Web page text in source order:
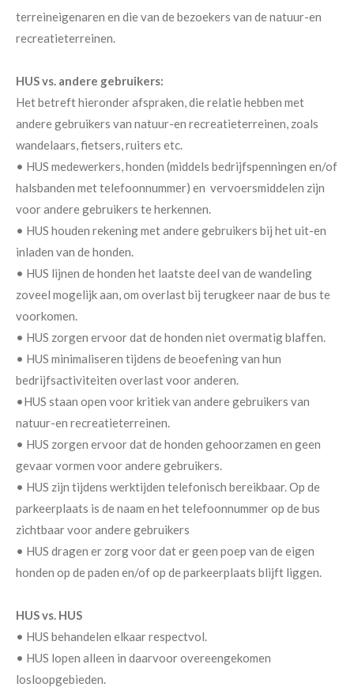
terreineigenaren en die van de bezoekers van de natuur-en
recreatieterreinen.
HUS vs. andere gebruikers:
Het betreft hieronder afspraken, die relatie hebben met
andere gebruikers van natuur-en recreatieterreinen, zoals
wandelaars, fietsers, ruiters etc.
• HUS medewerkers, honden (middels bedrijfspenningen en/of
halsbanden met telefoonnummer) en vervoersmiddelen zijn
voor andere gebruikers te herkennen.
• HUS houden rekening met andere gebruikers bij het uit-en
inladen van de honden.
• HUS lijnen de honden het laatste deel van de wandeling
zoveel mogelijk aan, om overlast bij terugkeer naar de bus te
voorkomen.
• HUS zorgen ervoor dat de honden niet overmatig blaffen.
• HUS minimaliseren tijdens de beoefening van hun
bedrijfsactiviteiten overlast voor anderen.
•HUS staan open voor kritiek van andere gebruikers van
natuur-en recreatieterreinen.
• HUS zorgen ervoor dat de honden gehoorzamen en geen
gevaar vormen voor andere gebruikers.
• HUS zijn tijdens werktijden telefonisch bereikbaar. Op de
parkeerplaats is de naam en het telefoonnummer op de bus
zichtbaar voor andere gebruikers
• HUS dragen er zorg voor dat er geen poep van de eigen
honden op de paden en/of op de parkeerplaats blijft liggen.
HUS vs. HUS
• HUS behandelen elkaar respectvol.
• HUS lopen alleen in daarvoor overeengekomen
losloopgebieden.